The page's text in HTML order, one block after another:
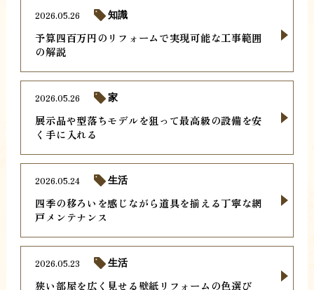
予算四百万円のリフォームで実現可能な工事範囲
の解説
2026.05.26 知識
展示品や型落ちモデルを狙って最高級の設備を安
く手に入れる
2026.05.26 家
四季の移ろいを感じながら道具を揃える丁寧な網
戸メンテナンス
2026.05.24 生活
狭い部屋を広く見せる壁紙リフォームの色選び
2026.05.23 生活